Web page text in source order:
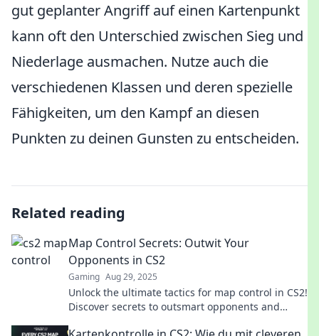
gut geplanter Angriff auf einen Kartenpunkt
kann oft den Unterschied zwischen Sieg und
Niederlage ausmachen. Nutze auch die
verschiedenen Klassen und deren spezielle
Fähigkeiten, um den Kampf an diesen
Punkten zu deinen Gunsten zu entscheiden.
Related reading
Map Control Secrets: Outwit Your
Opponents in CS2
Gaming Aug 29, 2025
Unlock the ultimate tactics for map control in CS2!
Discover secrets to outsmart opponents and